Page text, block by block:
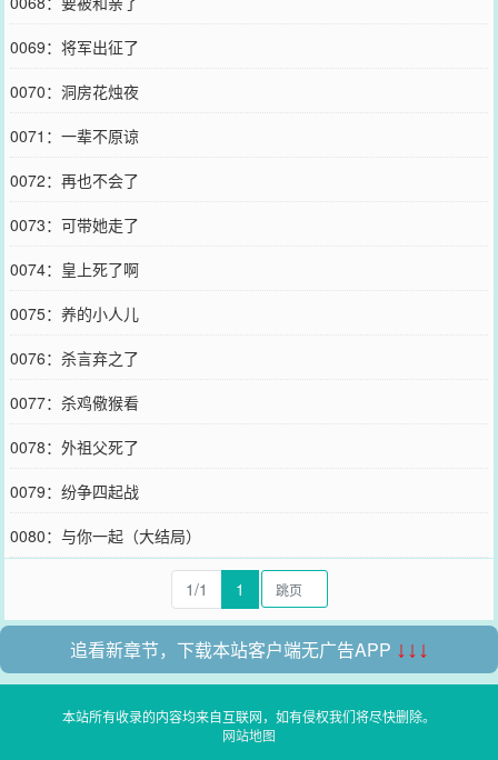
0069：将军出征了
0070：洞房花烛夜
0071：一辈不原谅
0072：再也不会了
0073：可带她走了
0074：皇上死了啊
0075：养的小人儿
0076：杀言弃之了
0077：杀鸡儆猴看
0078：外祖父死了
0079：纷争四起战
0080：与你一起（大结局）
1/1 1
追看新章节，下载本站客户端无广告APP ↓↓↓
本站所有收录的内容均来自互联网，如有侵权我们将尽快删除。
网站地图